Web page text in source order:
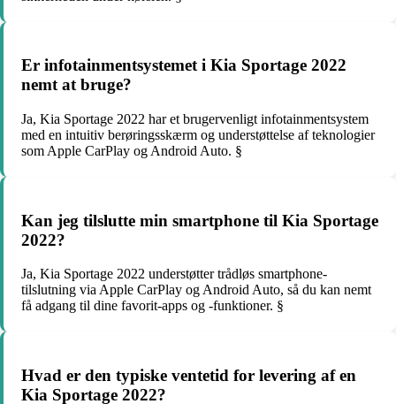
Er infotainmentsystemet i Kia Sportage 2022
nemt at bruge?
Ja, Kia Sportage 2022 har et brugervenligt infotainmentsystem
med en intuitiv berøringsskærm og understøttelse af teknologier
som Apple CarPlay og Android Auto. §
Kan jeg tilslutte min smartphone til Kia Sportage
2022?
Ja, Kia Sportage 2022 understøtter trådløs smartphone-
tilslutning via Apple CarPlay og Android Auto, så du kan nemt
få adgang til dine favorit-apps og -funktioner. §
Hvad er den typiske ventetid for levering af en
Kia Sportage 2022?